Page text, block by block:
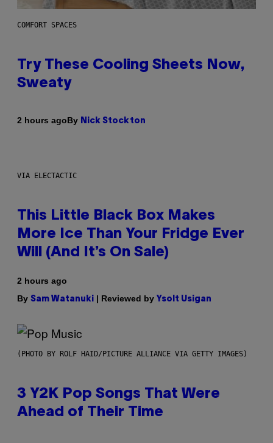
COMFORT SPACES
Try These Cooling Sheets Now,
Sweaty
2 hours agoBy Nick Stockton
VIA ELECTACTIC
This Little Black Box Makes
More Ice Than Your Fridge Ever
Will (And It’s On Sale)
2 hours ago
By Sam Watanuki | Reviewed by Ysolt Usigan
(PHOTO BY ROLF HAID/PICTURE ALLIANCE VIA GETTY IMAGES)
3 Y2K Pop Songs That Were
Ahead of Their Time